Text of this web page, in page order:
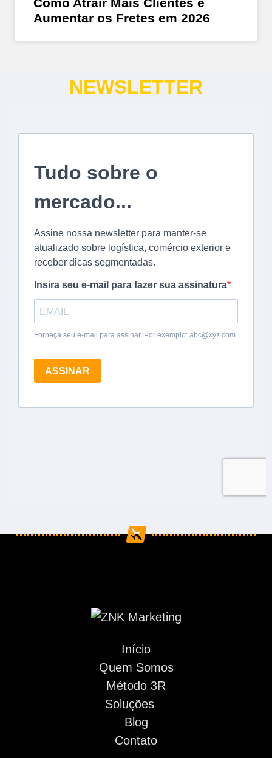
Como Atrair Mais Clientes e
Aumentar os Fretes em 2026
NEWSLETTER
Início
Quem Somos
Método 3R
Soluções
Blog
Contato